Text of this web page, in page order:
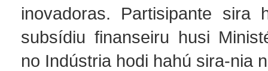
inovadoras. Partisipante sira
subsídiu finanseiru husi
no Indústria hodi hahú sira-nia